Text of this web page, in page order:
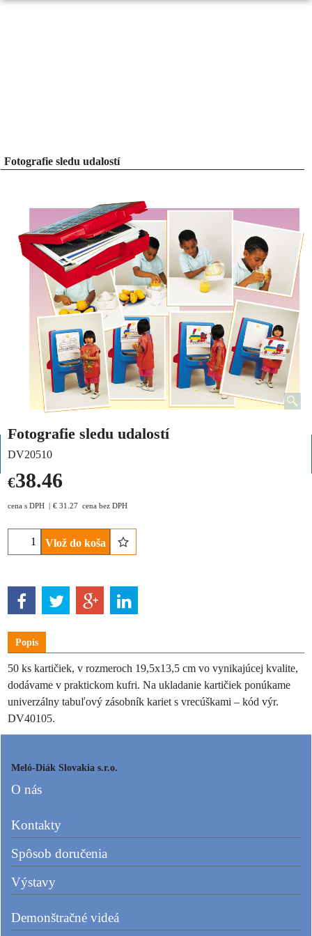
Fotografie sledu udalostí
Fotografie sledu udalostí
DV20510
€38.46
cena s DPH € 31.27 cena bez DPH
Vlož do koša
Popis
50 ks kartičiek, v rozmeroch 19,5x13,5 cm vo vynikajúcej kvalite,
dodávame v praktickom kufri. Na ukladanie kartičiek ponúkame
univerzálny tabuľový zásobník kariet s vrecúškami – kód výr.
DV40105.
Meló-Diák Slovakia s.r.o.
O nás
Kontakty
Spôsob doručenia
Výstavy
Demonštračné videá